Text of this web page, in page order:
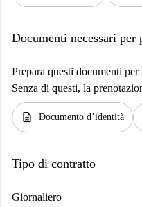
Documenti necessari per
Prepara questi documenti
Senza di questi, la
description Documento d’identità
Tipo di contratto
Giornaliero